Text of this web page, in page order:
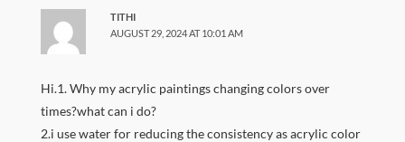
TITHI
AUGUST 29, 2024 AT 10:01 AM
Hi.1. Why my acrylic paintings changing colors over
times?what can i do?
2.i use water for reducing the consistency as acrylic color